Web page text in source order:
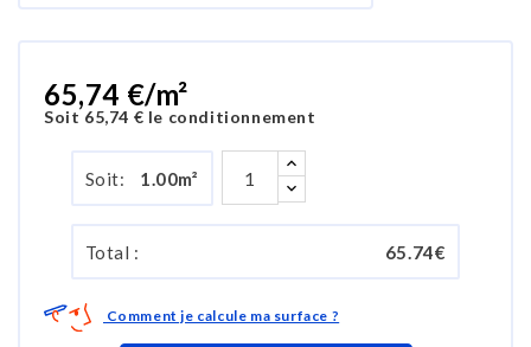
65,74 €/m²
Soit 65,74 € le conditionnement
Soit: 1.00m²
Total : 65.74€
Comment je calcule ma surface ?